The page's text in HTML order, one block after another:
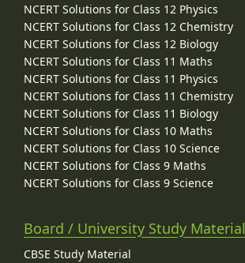
NCERT Solutions for Class 12 Physics
NCERT Solutions for Class 12 Chemistry
NCERT Solutions for Class 12 Biology
NCERT Solutions for Class 11 Maths
NCERT Solutions for Class 11 Physics
NCERT Solutions for Class 11 Chemistry
NCERT Solutions for Class 11 Biology
NCERT Solutions for Class 10 Maths
NCERT Solutions for Class 10 Science
NCERT Solutions for Class 9 Maths
NCERT Solutions for Class 9 Science
Board / University Study Material
CBSE Study Material